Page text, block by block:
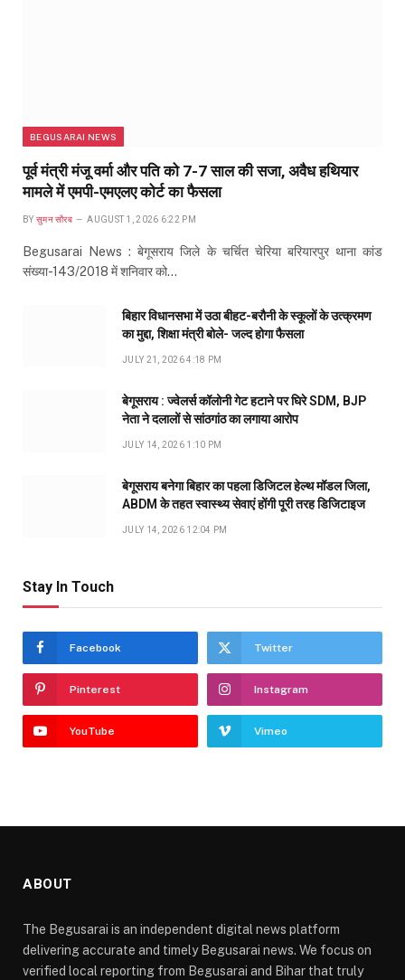
BEGUSARAI NEWS
पूर्व मंत्री मंजू वर्मा और पति को 7-7 साल की सजा, अवैध हथियार
मामले में एमपी-एमएलए कोर्ट का फैसला
BY सुमन सौरब AUGUST 1, 2026 6:22 PM
Begusarai News : बेगूसराय जिले के चर्चित चेरिया बरियारपुर थाना कांड
संख्या-143/2018 में शनिवार को…
बिहार विधानसभा में उठा बीहट-बरौनी के स्कूलों के उत्क्रमण
का मुद्दा, शिक्षा मंत्री बोले- जल्द होगा फैसला
JULY 21, 2026 4:18 PM
बेगूसराय : ज्वेलर्स कॉलोनी गेट हटाने पर घिरे SDM, BJP
नेता ने दलालों से सांठगांठ का लगाया आरोप
JULY 14, 2026 1:10 PM
बेगूसराय बनेगा बिहार का पहला डिजिटल हेल्थ मॉडल जिला,
ABDM के तहत स्वास्थ्य सेवाएं होंगी पूरी तरह डिजिटाइज
JULY 14, 2026 12:04 PM
Stay In Touch
Facebook Twitter
Pinterest Instagram
YouTube Vimeo
ABOUT
The Begusarai is an independent digital news platform
delivering accurate and timely Begusarai news. We focus on
verified local reporting from Begusarai and Bihar that truly